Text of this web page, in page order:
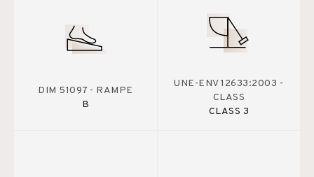
DIM 51097 - RAMPE
B
UNE-ENV 12633:2003 -
CLASS
CLASS 3